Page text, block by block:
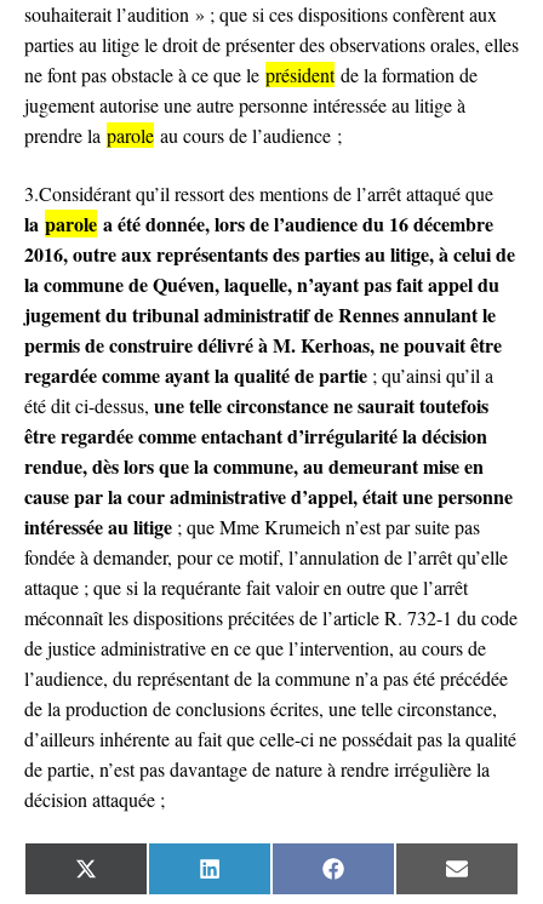
souhaiterait l’audition » ; que si ces dispositions confèrent aux
parties au litige le droit de présenter des observations orales, elles
ne font pas obstacle à ce que le présidentde la formation de
jugement autorise une autre personne intéressée au litige à
prendre la parole au cours de l’audience ;
3.Considérant qu’il ressort des mentions de l’arrêt attaqué que
la parole a été donnée, lors de l’audience du 16 décembre
2016, outre aux représentants des parties au litige, à celui de
la commune de Quéven, laquelle, n’ayant pas fait appel du
jugement du tribunal administratif de Rennes annulant le
permis de construire délivré à M. Kerhoas, ne pouvait être
regardée comme ayant la qualité de partie ; qu’ainsi qu’il a
été dit ci-dessus, une telle circonstance ne saurait toutefois
être regardée comme entachant d’irrégularité la décision
rendue, dès lors que la commune, au demeurant mise en
cause par la cour administrative d’appel, était une personne
intéressée au litige ; que Mme Krumeich n’est par suite pas
fondée à demander, pour ce motif, l’annulation de l’arrêt qu’elle
attaque ; que si la requérante fait valoir en outre que l’arrêt
méconnaît les dispositions précitées de l’article R. 732-1 du code
de justice administrative en ce que l’intervention, au cours de
l’audience, du représentant de la commune n’a pas été précédée
de la production de conclusions écrites, une telle circonstance,
d’ailleurs inhérente au fait que celle-ci ne possédait pas la qualité
de partie, n’est pas davantage de nature à rendre irrégulière la
décision attaquée ;
SHARE
ON
SHARE
ON
SHARE
ON
SHARE
ON